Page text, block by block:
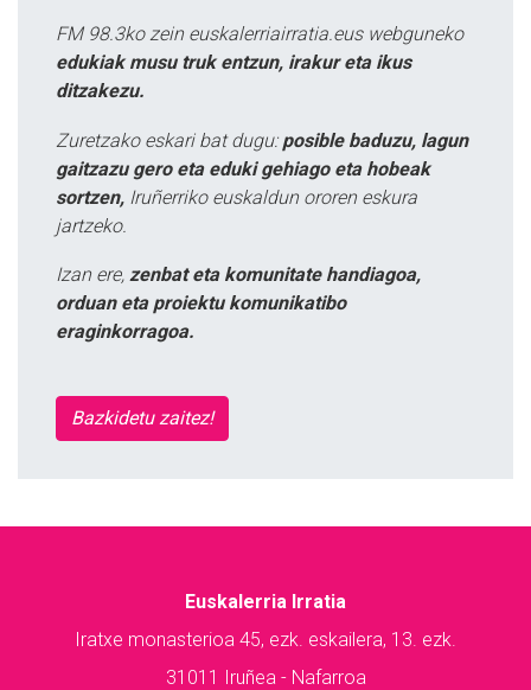
FM 98.3ko zein euskalerriairratia.eus webguneko
edukiak musu truk entzun, irakur eta ikus
ditzakezu.
Zuretzako eskari bat dugu: posible baduzu, lagun
gaitzazu gero eta eduki gehiago eta hobeak
sortzen, Iruñerriko euskaldun ororen eskura
jartzeko.
Izan ere, zenbat eta komunitate handiagoa,
orduan eta proiektu komunikatibo
eraginkorragoa.
Bazkidetu zaitez!
Euskalerria Irratia
Iratxe monasterioa 45, ezk. eskailera, 13. ezk.
31011 Iruñea - Nafarroa